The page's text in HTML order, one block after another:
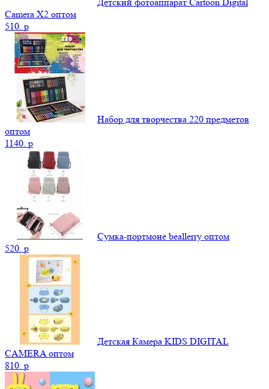
Camera X2 оптом
510. p
Набор для творчества 220 предметов
оптом
1140. p
Сумка-портмоне beallerry оптом
520. p
Детская Камера KIDS DIGITAL
CAMERA оптом
810. p